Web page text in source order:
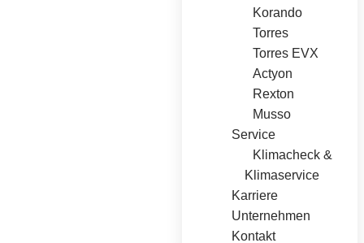
Korando
Torres
Torres EVX
Actyon
Rexton
Musso
Service
Klimacheck &
Klimaservice
Karriere
Unternehmen
Kontakt